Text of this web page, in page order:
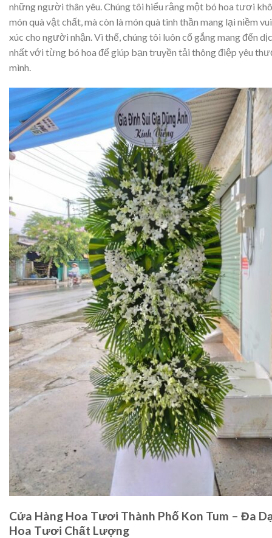
những người thân yêu. Chúng tôi hiểu rằng một bó hoa tươi
món quà vật chất, mà còn là món quà tinh thần mang lại niềm
xúc cho người nhận. Vì thế, chúng tôi luôn cố gắng mang đến
nhất với từng bó hoa để giúp bạn truyền tải thông điệp yêu
mình.
Cửa Hàng Hoa Tươi Thành Phố Kon Tum – Đa
Hoa Tươi Chất Lượng